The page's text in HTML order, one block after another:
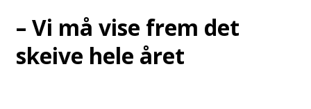
– Vi må vise frem det
skeive hele året